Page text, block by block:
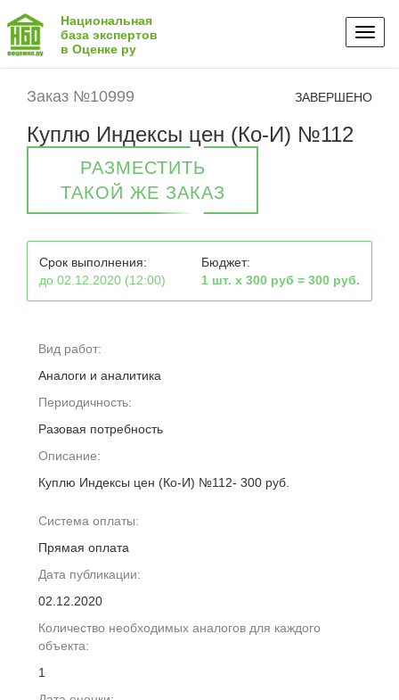
Национальная
база экспертов
в Оценке ру
Заказ №10999 ЗАВЕРШЕНО
Куплю Индексы цен (Ко-И) №112
РАЗМЕСТИТЬ
ТАКОЙ ЖЕ ЗАКАЗ
Срок выполнения:
до 02.12.2020 (12:00)
Бюджет:
1 шт. х 300 руб = 300 руб.
Вид работ:
Аналоги и аналитика
Периодичность:
Разовая потребность
Описание:
Куплю Индексы цен (Ко-И) №112- 300 руб.
Система оплаты:
Прямая оплата
Дата публикации:
02.12.2020
Количество необходимых аналогов для каждого
объекта:
1